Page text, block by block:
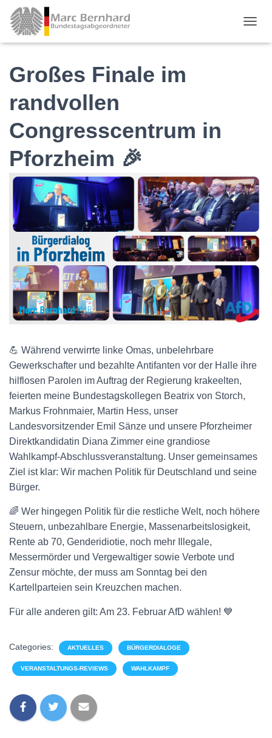
Großes Finale im
randvollen
Congresscentrum in
Pforzheim 🎉
💪 Während verwirrte linke Omas, unbelehrbare
Gewerkschafter und bezahlte Antifanten vor der Halle ihre
hilflosen Parolen im Auftrag der Regierung krakeelten,
feierten meine Bundestagskollegen Beatrix von Storch,
Markus Frohnmaier, Martin Hess, unser
Landesvorsitzender Emil Sänze und unsere Pforzheimer
Direktkandidatin Diana Zimmer eine grandiose
Wahlkampf-Abschlussveranstaltung. Unser gemeinsames
Ziel ist klar: Wir machen Politik für Deutschland und seine
Bürger.
🌈 Wer hingegen Politik für die restliche Welt, noch höhere
Steuern, unbezahlbare Energie, Massenarbeitslosigkeit,
Rente ab 70, Genderidiotie, noch mehr Illegale,
Messermörder und Vergewaltiger sowie Verbote und
Zensur möchte, der muss am Sonntag bei den
Kartellparteien sein Kreuzchen machen.
Für alle anderen gilt: Am 23. Februar AfD wählen! 💙
Categories: AKTUELLES BÜRGERDIALOGE
VERANSTALTUNGS-REVIEWS WAHLKAMPF